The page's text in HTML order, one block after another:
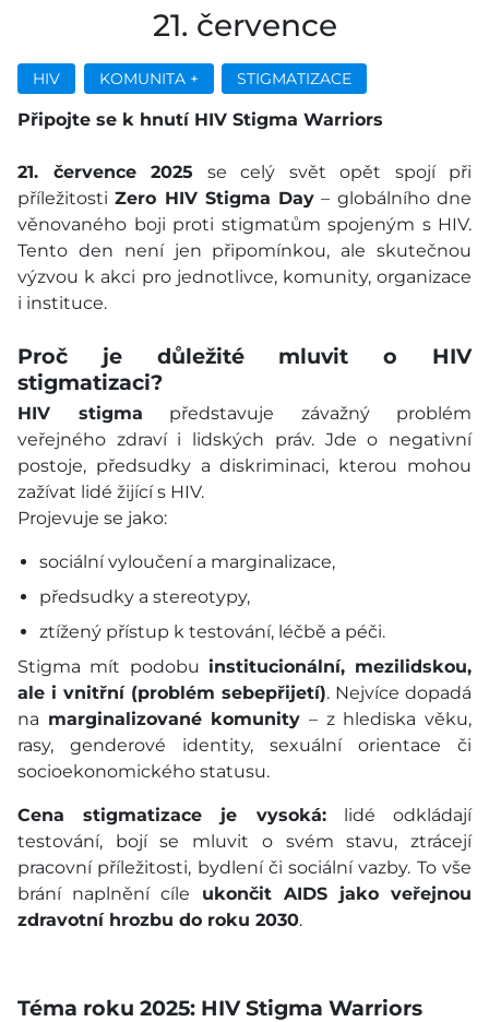
21. července
HIV KOMUNITA + STIGMATIZACE
Připojte se k hnutí HIV Stigma Warriors
21. července 2025 se celý svět opět spojí při
příležitostiZero HIV Stigma Day – globálního dne
věnovaného boji proti stigmatům spojeným s HIV.
Tento den není jen připomínkou, ale skutečnou
výzvou k akci pro jednotlivce, komunity, organizace
i instituce.
Proč je důležité mluvit o HIV
stigmatizaci?
HIV stigma představuje závažný problém
veřejného zdraví i lidských práv. Jde o negativní
postoje, předsudky a diskriminaci, kterou mohou
zažívat lidé žijící s HIV.
Projevuje se jako:
sociální vyloučení a marginalizace,
předsudky a stereotypy,
ztížený přístup k testování, léčbě a péči.
Stigma mít podobu institucionální, mezilidskou,
ale i vnitřní (problém sebepřijetí). Nejvíce dopadá
na marginalizované komunity – z hlediska věku,
rasy, genderové identity, sexuální orientace či
socioekonomického statusu.
Cena stigmatizace je vysoká:lidé odkládají
testování, bojí se mluvit o svém stavu, ztrácejí
pracovní příležitosti, bydlení či sociální vazby. To vše
brání naplnění cíle ukončit AIDS jako veřejnou
zdravotní hrozbu do roku 2030.
Téma roku 2025: HIV Stigma Warriors